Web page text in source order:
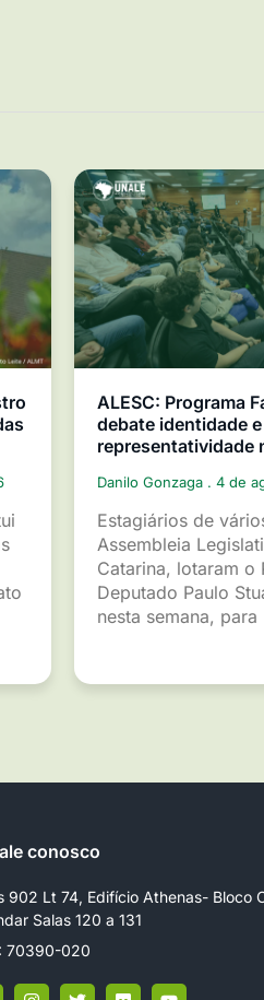
ALESC: Programa
debate identidade e
representatividade
Danilo Gonzaga 4 de
Estagiários de
Assembleia
Catarina, lotaram o
Deputado Paulo
nesta semana, para
conosco
902 Lt 74, Edifício Athenas- Bloco
Salas 120 a 131
70390-020